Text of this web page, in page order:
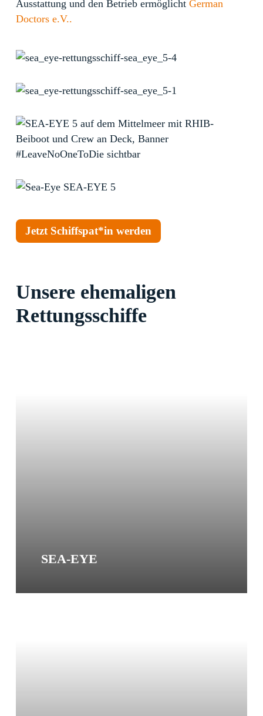
Ausstattung und den Betrieb ermöglichtGerman
Doctors e.V..
Jetzt Schiffspat*in werden
Unsere ehemaligen
Rettungsschiffe
SEA-EYE